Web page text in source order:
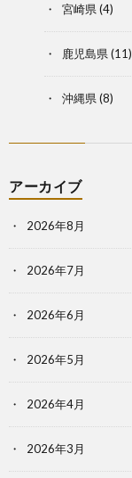
宮崎県(4)
鹿児島県(11)
沖縄県(8)
アーカイブ
2026年8月
2026年7月
2026年6月
2026年5月
2026年4月
2026年3月